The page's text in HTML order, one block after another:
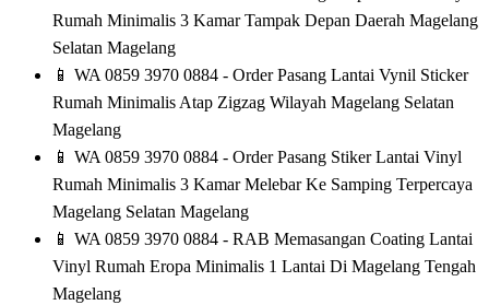
Rumah Minimalis 3 Kamar Tampak Depan Daerah Magelang
Selatan Magelang
📱 WA 0859 3970 0884 - Order Pasang Lantai Vynil Sticker
Rumah Minimalis Atap Zigzag Wilayah Magelang Selatan
Magelang
📱 WA 0859 3970 0884 - Order Pasang Stiker Lantai Vinyl
Rumah Minimalis 3 Kamar Melebar Ke Samping Terpercaya
Magelang Selatan Magelang
📱 WA 0859 3970 0884 - RAB Memasangan Coating Lantai
Vinyl Rumah Eropa Minimalis 1 Lantai Di Magelang Tengah
Magelang